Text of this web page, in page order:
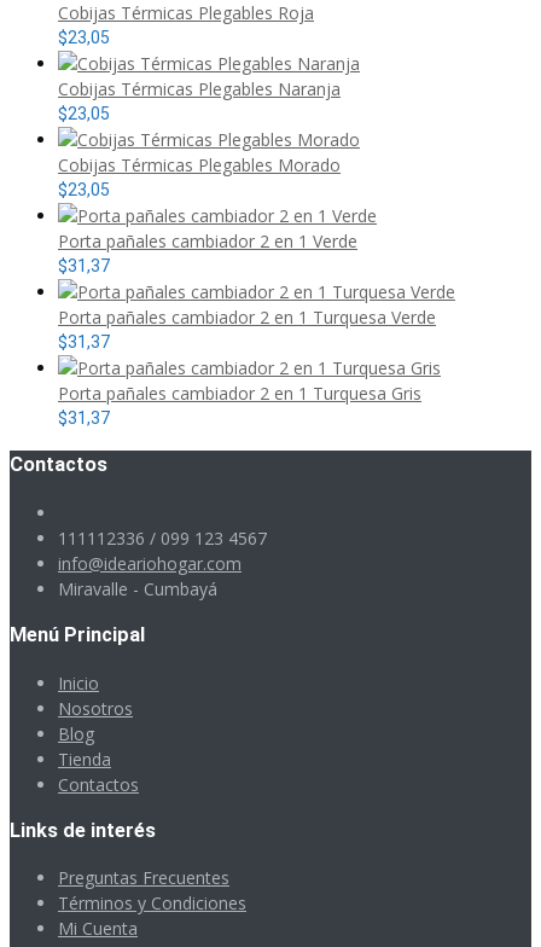
Cobijas Térmicas Plegables Roja
$23,05
Cobijas Térmicas Plegables Naranja
$23,05
Cobijas Térmicas Plegables Morado
$23,05
Porta pañales cambiador 2 en 1 Verde
$31,37
Porta pañales cambiador 2 en 1 Turquesa Verde
$31,37
Porta pañales cambiador 2 en 1 Turquesa Gris
$31,37
Contactos
111112336 / 099 123 4567
info@ideariohogar.com
Miravalle - Cumbayá
Menú Principal
Inicio
Nosotros
Blog
Tienda
Contactos
Links de interés
Preguntas Frecuentes
Términos y Condiciones
Mi Cuenta